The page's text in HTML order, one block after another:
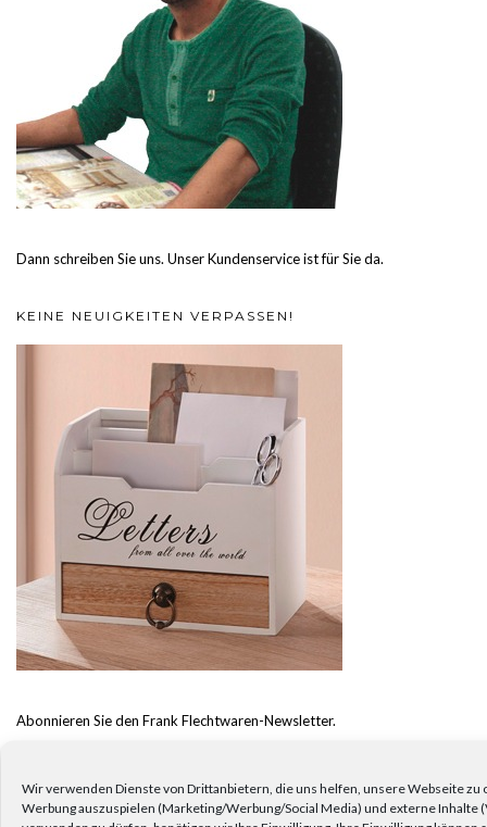
Wir verwenden Dienste von Drittanbietern, die uns helfen, unsere Webseite
Werbung auszuspielen (Marketing/Werbung/Social Media) und externe
Dann schreiben Sie uns. Unser Kundenservice ist für Sie da.
KEINE NEUIGKEITEN VERPASSEN!
Abonnieren Sie den Frank Flechtwaren-Newsletter.